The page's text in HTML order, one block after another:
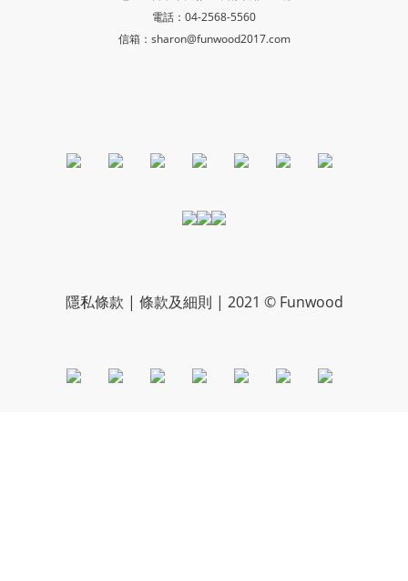
電話：04-2568-5560
信箱：sharon@funwood2017.com
隱私條款 | 條款及細則 | 2021 © Funwood